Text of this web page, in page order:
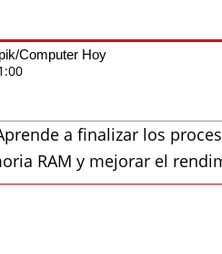
Computer Hoy
a finalizar los
RAM y mejorar el